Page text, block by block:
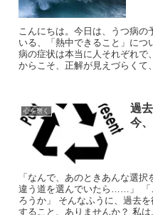
こんにちは。今日は、うつ病の
いる、「熱中できること」につ
病の症状は本当に人それぞれで
からこそ、正解が見えづらくて
心を磨く
過
今
「なんで、あのときあんな選択
違う道を選んでいたら……」 「
ろうか」 そんなふうに、過去
すること、ありませんか？ 私は